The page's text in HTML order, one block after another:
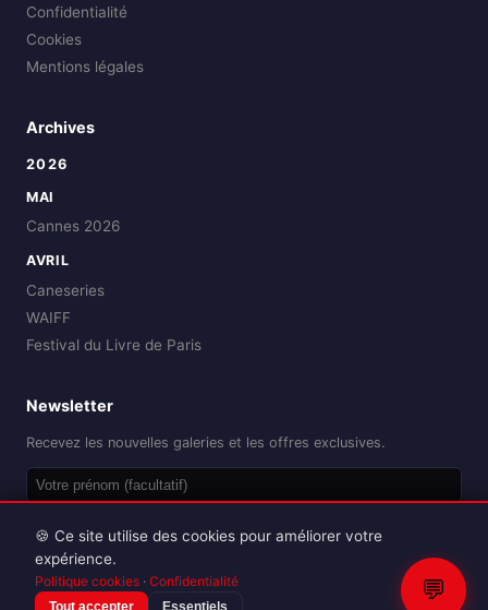
Confidentialité
Cookies
Mentions légales
Archives
2026
MAI
Cannes 2026
AVRIL
Caneseries
WAIFF
Festival du Livre de Paris
Newsletter
Recevez les nouvelles galeries et les offres exclusives.
💬
🍪 Ce site utilise des cookies pour améliorer votre
expérience.
Politique cookies · Confidentialité